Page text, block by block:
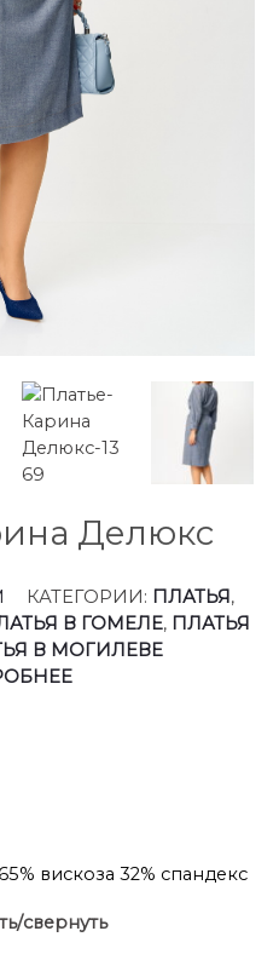
Делюкс
КАТЕГОРИИ: ПЛАТЬЯ,
В ГОМЕЛЕ, ПЛАТЬЯ
В МОГИЛЕВЕ
вискоза 32% спандекс
из мягкой плательной
Силуэт прямой,
свернуть